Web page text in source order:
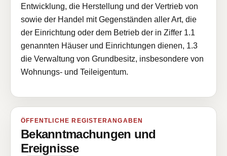
Entwicklung, die Herstellung und der Vertrieb von
sowie der Handel mit Gegenständen aller Art, die
der Einrichtung oder dem Betrieb der in Ziffer 1.1
genannten Häuser und Einrichtungen dienen, 1.3
die Verwaltung von Grundbesitz, insbesondere von
Wohnungs- und Teileigentum.
ÖFFENTLICHE REGISTERANGABEN
Bekanntmachungen und
Ereignisse